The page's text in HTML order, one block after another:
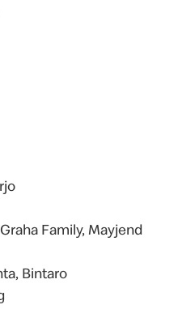
Family, Mayjend
Bintaro